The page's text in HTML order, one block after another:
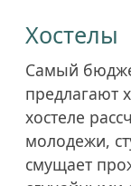
Хостелы
Самый
предлагают
хостеле
молодежи,
смущает